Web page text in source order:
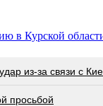
в Курской
из-за связи с
просьбой